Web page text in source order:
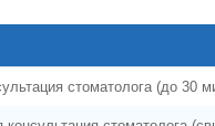
стоматолога (до 30